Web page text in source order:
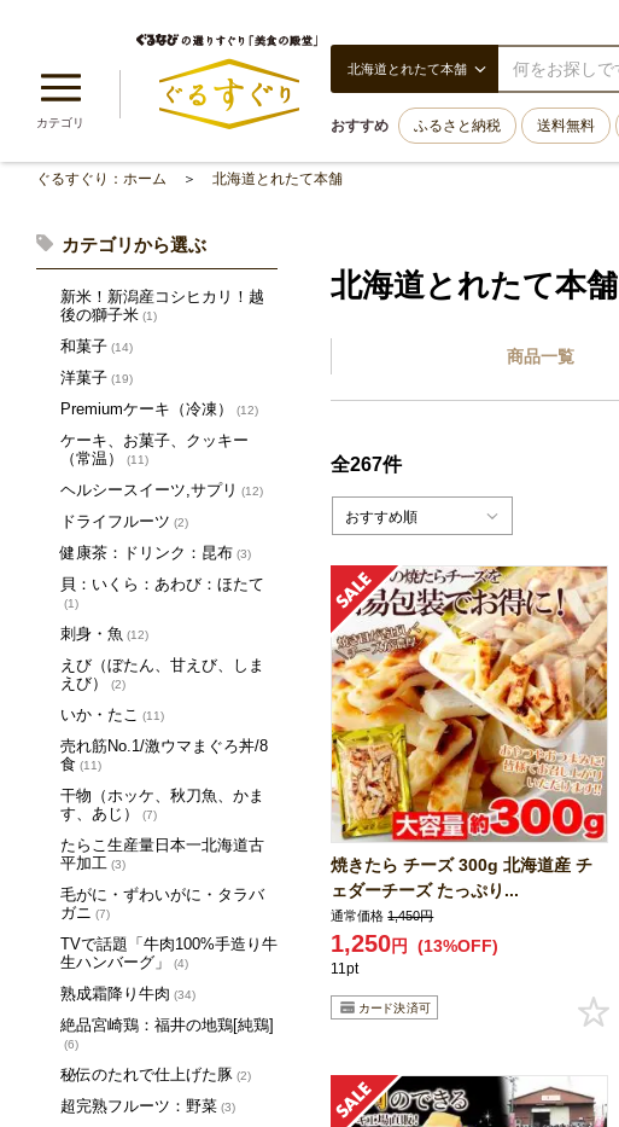
カテゴリ
北海道とれたて本舗
おすすめ ふるさと納税 送料無料
ぐるすぐり：ホーム 北海道とれたて本舗
北海道とれたて本舗
商品一覧
全267件
おすすめ順
焼きたら チーズ 300g 北海道産 チ
ェダーチーズ たっぷり...
通常価格 1,450円
1,250円 (13%OFF)
11pt
カテゴリから選ぶ
新米！新潟産コシヒカリ！越
後の獅子米 (1)
和菓子 (14)
洋菓子 (19)
Premiumケーキ（冷凍） (12)
ケーキ、お菓子、クッキー
（常温）
(11)
ヘルシースイーツ,サプリ (12)
ドライフルーツ (2)
健康茶：ドリンク：昆布 (3)
貝：いくら：あわび：ほたて
(1)
刺身・魚 (12)
えび（ぼたん、甘えび、しま
えび）
(2)
いか・たこ (11)
売れ筋No.1/激ウマまぐろ丼/8
食 (11)
干物（ホッケ、秋刀魚、かま
す、あじ）
(7)
たらこ生産量日本一北海道古
平加工 (3)
毛がに・ずわいがに・タラバ
ガニ (7)
TVで話題「牛肉100%手造り牛
生ハンバーグ」
(4)
熟成霜降り牛肉 (34)
絶品宮崎鶏：福井の地鶏[純鶏]
(6)
秘伝のたれで仕上げた豚 (2)
超完熟フルーツ：野菜 (3)